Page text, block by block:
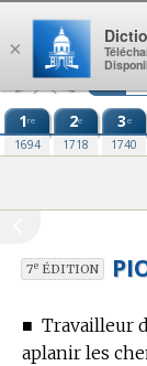
Aller au contenu
1re
1694
2e
1718
3e
1740
7eÉDITION
■ Travailleur
aplanir les
×